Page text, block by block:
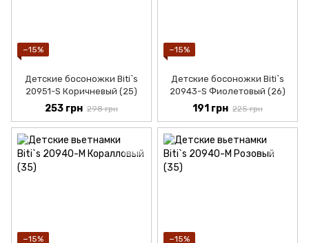
−15%
Детские босоножки Biti`s
20951-S Коричневый (25)
253 грн 298 грн
−15%
Детские босоножки Biti`s
20943-S Фиолетовый (26)
191 грн 225 грн
−15% −15%